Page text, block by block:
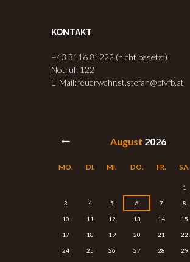
KONTAKT
+43 3116 81222 (nicht besetzt)
Notruf: 122
E-Mail: feuerwehr.st.stefan@bfvfb.at
August 2026
MO. DI. MI. DO. FR. SA.
1
3 4 5 6 7 8
10 11 12 13 14 15
17 18 19 20 21 22
24 25 26 27 28 29